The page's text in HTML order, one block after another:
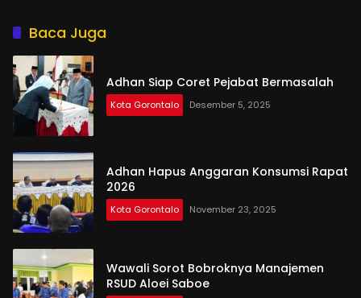
Baca Juga
Adhan Siap Coret Pejabat Bermasalah
Kota Gorontalo Desember 5, 2025
Adhan Hapus Anggaran Konsumsi Rapat
2026
Kota Gorontalo November 23, 2025
Wawali Sorot Bobroknya Manajemen
RSUD Aloei Saboe